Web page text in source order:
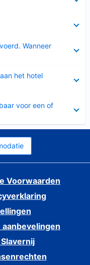
Wanneer
het hotel
voor een of
Voorwaarden